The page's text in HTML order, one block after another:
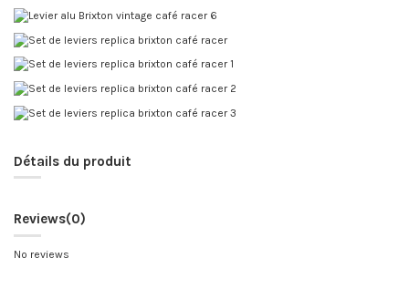
Détails du produit
Reviews(0)
No reviews